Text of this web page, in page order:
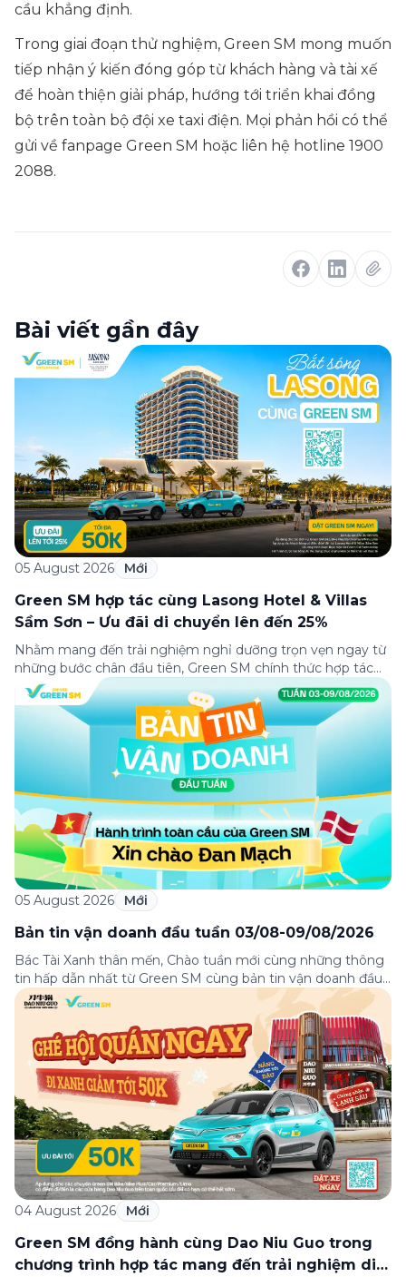
cầu khẳng định.
Trong giai đoạn thử nghiệm, Green SM mong muốn
tiếp nhận ý kiến đóng góp từ khách hàng và tài xế
để hoàn thiện giải pháp, hướng tới triển khai đồng
bộ trên toàn bộ đội xe taxi điện. Mọi phản hồi có thể
gửi về fanpage Green SM hoặc liên hệ hotline 1900
2088.
Bài viết gần đây
05 August 2026 Mới
Green SM hợp tác cùng Lasong Hotel & Villas
Sầm Sơn – Ưu đãi di chuyển lên đến 25%
Nhằm mang đến trải nghiệm nghỉ dưỡng trọn vẹn ngay từ
những bước chân đầu tiên, Green SM chính thức hợp tác
cùng Lasong Hotel & Villas Sầm Sơn triển khai chương trình
ưu đãi di chuyển dành riêng cho khách hàng có điểm đón
hoặc điểm đến tại khu nghỉ dưỡng. Từ khoảnh khắc […]
05 August 2026 Mới
Bản tin vận doanh đầu tuần 03/08-09/08/2026
Bác Tài Xanh thân mến, Chào tuần mới cùng những thông
tin hấp dẫn nhất từ Green SM cùng bản tin vận doanh đầu
tuần 03-09/08! Từ câu chuyện đầy cảm hứng “Hành trình
toàn cầu của Green SM”, hướng dẫn phân luồng di chuyển
tại sân bay Nội Bài tới những hướng dẫn chi […]
04 August 2026 Mới
Green SM đồng hành cùng Dao Niu Guo trong
chương trình hợp tác mang đến trải nghiệm di